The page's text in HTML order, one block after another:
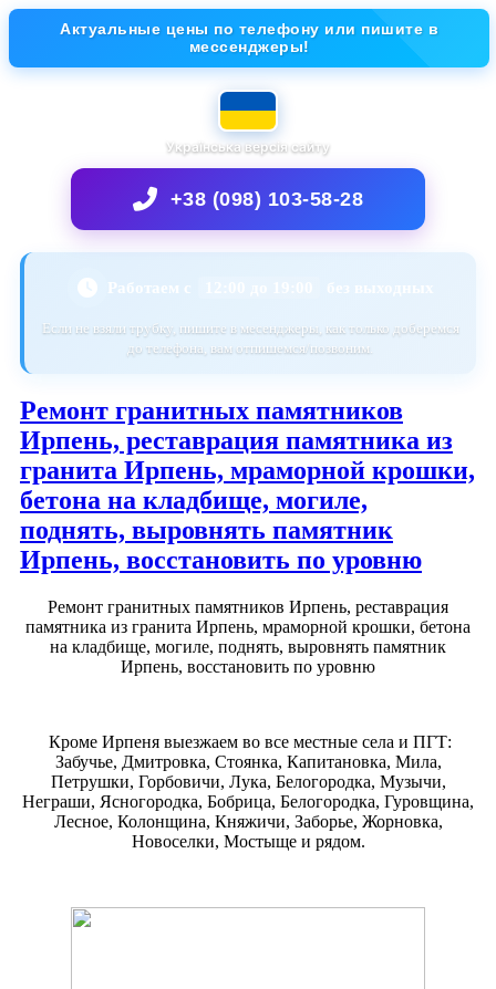
Актуальные цены по телефону или пишите в
мессенджеры!
Українська версія сайту
+38 (098) 103-58-28
Работаем с без выходных
Если не взяли трубку, пишите в месенджеры, как только доберемся
до телефона, вам отпишемся/позвоним.
Ремонт гранитных памятников
Ирпень, реставрация памятника из
гранита Ирпень, мраморной крошки,
бетона на кладбище, могиле,
поднять, выровнять памятник
Ирпень, восстановить по уровню
Ремонт гранитных памятников Ирпень, реставрация
памятника из гранита Ирпень, мраморной крошки, бетона
на кладбище, могиле, поднять, выровнять памятник
Ирпень, восстановить по уровню
Кроме Ирпеня выезжаем во все местные села и ПГТ:
Забучье, Дмитровка, Стоянка, Капитановка, Мила,
Петрушки, Горбовичи, Лука, Белогородка, Музычи,
Неграши, Ясногородка, Бобрица, Белогородка, Гуровщина,
Лесное, Колонщина, Княжичи, Заборье, Жорновка,
Новоселки, Мостыще и рядом.